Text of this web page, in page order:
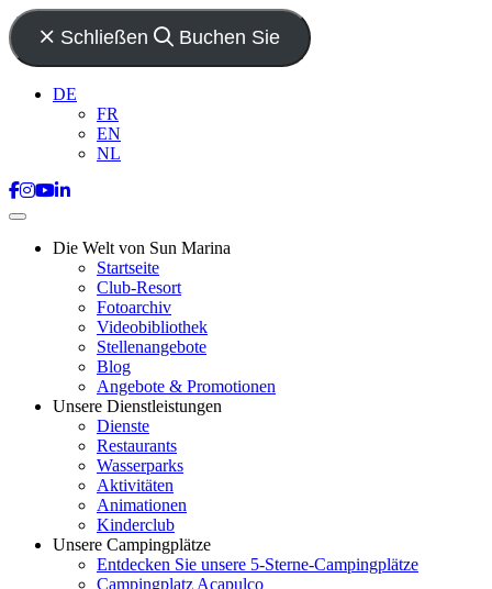
Schließen Buchen Sie
DE
FR
EN
NL
Die Welt von Sun Marina
Startseite
Club-Resort
Fotoarchiv
Videobibliothek
Stellenangebote
Blog
Angebote & Promotionen
Unsere Dienstleistungen
Dienste
Restaurants
Wasserparks
Aktivitäten
Animationen
Kinderclub
Unsere Campingplätze
Entdecken Sie unsere 5-Sterne-Campingplätze
Campingplatz Acapulco